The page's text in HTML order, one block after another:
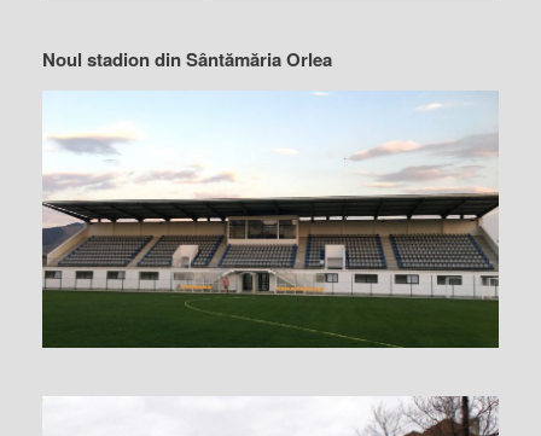
Noul stadion din Sântămăria Orlea